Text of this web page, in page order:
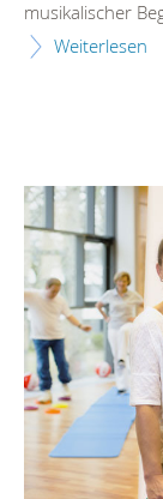
musikalischer
Weiterlesen